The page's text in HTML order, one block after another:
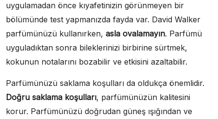
uygulamadan önce kıyafetinizin görünmeyen bir
bölümünde test yapmanızda fayda var. David Walker
parfümünüzü kullanırken, asla ovalamayın. Parfümü
uyguladıktan sonra bileklerinizi birbirine sürtmek,
kokunun notalarını bozabilir ve etkisini azaltabilir.
Parfümünüzü saklama koşulları da oldukça önemlidir.
Doğru saklama koşulları, parfümünüzün kalitesini
korur. Parfümünüzü doğrudan güneş ışığından ve